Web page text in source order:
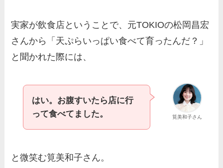
実家が飲食店ということで、元TOKIOの松岡昌宏
さんから「天ぷらいっぱい食べて育ったんだ？」
と聞かれた際には、
筧美和子さん
はい。お腹すいたら店に行
って食べてました。
と微笑む筧美和子さん。